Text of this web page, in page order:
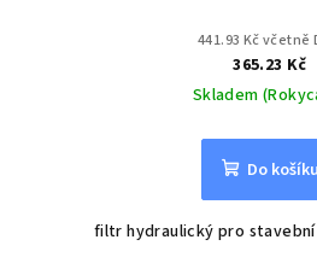
441.93 Kč včetně
365.23 Kč
Skladem
Do košíku
filtr hydraulický pro